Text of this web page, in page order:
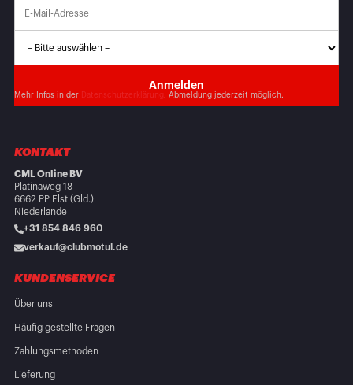
Mehr Infos in der Datenschutzerklärung. Abmeldung jederzeit möglich.
KONTAKT
CML Online BV
Platinaweg 18
6662 PP Elst (Gld.)
Niederlande
+31 854 846 960
verkauf@clubmotul.de
KUNDENSERVICE
Über uns
Häufig gestellte Fragen
Zahlungsmethoden
Lieferung